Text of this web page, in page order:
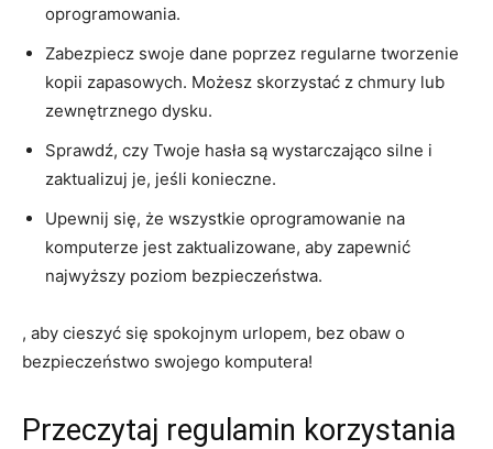
oprogramowania.
Zabezpiecz swoje dane poprzez regularne tworzenie
⁢kopii ⁣zapasowych. Możesz ⁢skorzystać z chmury lub
zewnętrznego⁣ dysku.
Sprawdź, czy Twoje ​hasła ⁢są wystarczająco ​silne i
zaktualizuj je, ⁤jeśli konieczne.
Upewnij⁢ się,‍ że‍ wszystkie oprogramowanie na
komputerze jest zaktualizowane, aby⁤ zapewnić
⁤najwyższy poziom bezpieczeństwa.
, aby cieszyć się spokojnym urlopem, bez obaw o
‍bezpieczeństwo swojego komputera!
Przeczytaj‌ regulamin korzystania